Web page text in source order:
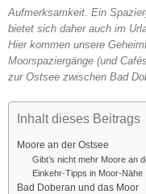
Aufmerksamkeit. Ein
bietet sich daher auch im
Hier kommen unsere
Moorspaziergänge (und
zur Ostsee zwischen Bad
Inhalt dieses Beitrags
Moore an der Ostsee
Gibt’s nicht mehr Moore an
Einkehr-Tipps in Moor-Nähe
Bad Doberan und das Moor